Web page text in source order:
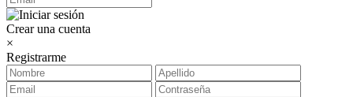
Crear una cuenta
×
Registrarme